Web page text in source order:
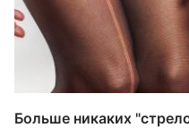
Больше никаких